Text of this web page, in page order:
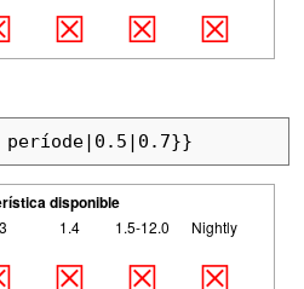
☒ ☒ ☒
disponible
1.4
☒
1.5-12.0
☒
Nightly
☒